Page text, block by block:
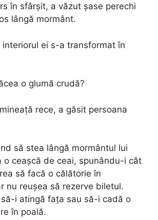
în sfârșit, a văzut șase perechi
lângă mormânt.
interiorul ei s-a transformat în
o glumă crudă?
rece, a găsit persoana
să stea lângă mormântul lui
o ceașcă de ceai, spunându-i cât
să facă o călătorie în
nu reușea să rezerve biletul.
i atingă fața sau să-i cadă o
în poală.